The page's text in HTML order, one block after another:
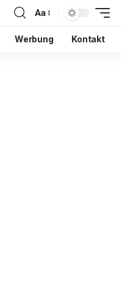
Aa
Werbung Kontakt